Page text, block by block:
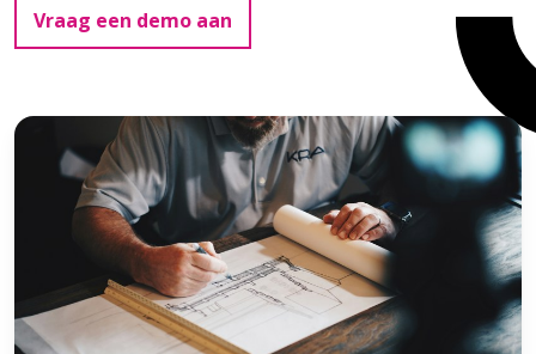
Vraag een demo aan